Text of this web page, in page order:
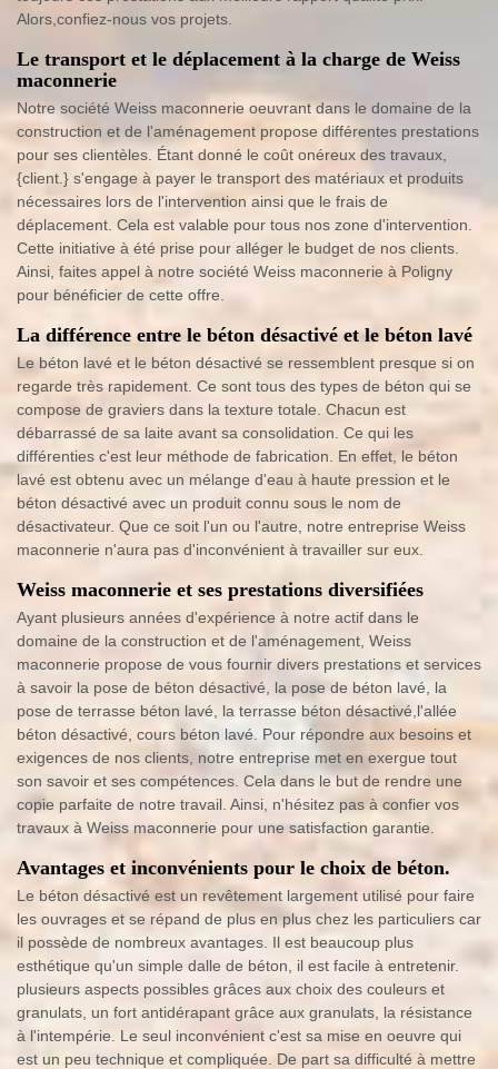
Alors,confiez-nous vos projets.
Le transport et le déplacement à la charge de Weiss
maconnerie
Notre société Weiss maconnerie oeuvrant dans le domaine de la
construction et de l'aménagement propose différentes prestations
pour ses clientèles. Étant donné le coût onéreux des travaux,
{client.} s'engage à payer le transport des matériaux et produits
nécessaires lors de l'intervention ainsi que le frais de
déplacement. Cela est valable pour tous nos zone d'intervention.
Cette initiative à été prise pour alléger le budget de nos clients.
Ainsi, faites appel à notre société Weiss maconnerie à Poligny
pour bénéficier de cette offre.
La différence entre le béton désactivé et le béton lavé
Le béton lavé et le béton désactivé se ressemblent presque si on
regarde très rapidement. Ce sont tous des types de béton qui se
compose de graviers dans la texture totale. Chacun est
débarrassé de sa laite avant sa consolidation. Ce qui les
différenties c'est leur méthode de fabrication. En effet, le béton
lavé est obtenu avec un mélange d'eau à haute pression et le
béton désactivé avec un produit connu sous le nom de
désactivateur. Que ce soit l'un ou l'autre, notre entreprise Weiss
maconnerie n'aura pas d'inconvénient à travailler sur eux.
Weiss maconnerie et ses prestations diversifiées
Ayant plusieurs années d'expérience à notre actif dans le
domaine de la construction et de l'aménagement, Weiss
maconnerie propose de vous fournir divers prestations et services
à savoir la pose de béton désactivé, la pose de béton lavé, la
pose de terrasse béton lavé, la terrasse béton désactivé,l'allée
béton désactivé, cours béton lavé. Pour répondre aux besoins et
exigences de nos clients, notre entreprise met en exergue tout
son savoir et ses compétences. Cela dans le but de rendre une
copie parfaite de notre travail. Ainsi, n'hésitez pas à confier vos
travaux à Weiss maconnerie pour une satisfaction garantie.
Avantages et inconvénients pour le choix de béton.
Le béton désactivé est un revêtement largement utilisé pour faire
les ouvrages et se répand de plus en plus chez les particuliers car
il possède de nombreux avantages. Il est beaucoup plus
esthétique qu'un simple dalle de béton, il est facile à entretenir.
plusieurs aspects possibles grâces aux choix des couleurs et
granulats, un fort antidérapant grâce aux granulats, la résistance
à l'intempérie. Le seul inconvénient c'est sa mise en oeuvre qui
est un peu technique et compliquée. De part sa difficulté à mettre